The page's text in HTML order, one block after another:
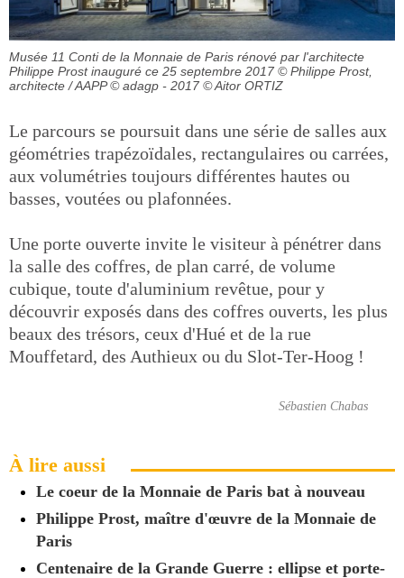
Musée 11 Conti de la Monnaie de Paris rénové par l'architecte
Philippe Prost inauguré ce 25 septembre 2017 © Philippe Prost,
architecte / AAPP © adagp - 2017 © Aitor ORTIZ
Le parcours se poursuit dans une série de salles aux
géométries trapézoïdales, rectangulaires ou carrées,
aux volumétries toujours différentes hautes ou
basses, voutées ou plafonnées.
Une porte ouverte invite le visiteur à pénétrer dans
la salle des coffres, de plan carré, de volume
cubique, toute d'aluminium revêtue, pour y
découvrir exposés dans des coffres ouverts, les plus
beaux des trésors, ceux d'Hué et de la rue
Mouffetard, des Authieux ou du Slot-Ter-Hoog !
Sébastien Chabas
À lire aussi
Le coeur de la Monnaie de Paris bat à nouveau
Philippe Prost, maître d'œuvre de la Monnaie de
Paris
Centenaire de la Grande Guerre : ellipse et porte-